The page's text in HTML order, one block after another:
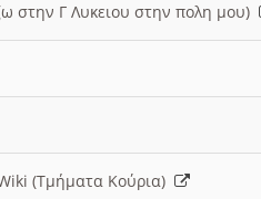
στην Γ Λυκειου στην πολη μου)
(Τμήματα Κούρια)